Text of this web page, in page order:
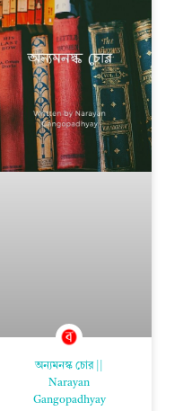
অন্যমনস্ক চোর ||
Narayan
Gangopadhyay